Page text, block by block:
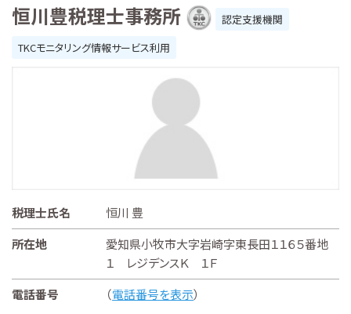
恒川豊税理士事務所
認定支援機関
TKCモニタリング情報サービス利用
税理士氏名
恒川 豊
所在地
愛知県小牧市大字岩崎字東長田１１６５番地
１ レジデンスＫ １Ｆ
電話番号
（電話番号を表示）